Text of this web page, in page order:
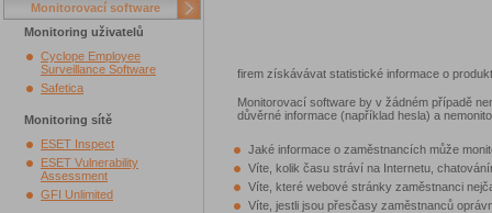
Monitorovací software
Monitoring uživatelů
Cyclope Employee
Surveillance Software
Safetica
Monitoring sítě
ESET Inspect
ESET Vulnerability
Assessment
GFI Unlimited
firem získávávat statistické informace o
Monitorovací software by v žádném případě
důvěrné informace (například hesla) a
Jaké informace o zaměstnancích může
Víte, kolik času stráví na Internetu,
Víte, které webové stránky zaměstnanci
Víte, jestli jsou přesčasy zaměstnanců